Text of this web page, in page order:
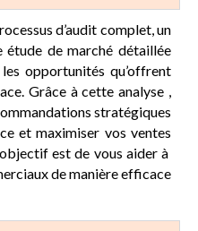
d’audit complet, un
étude de marché détaillée
opportunités qu’offrent
Grâce à cette analyse ,
stratégiques
et maximiser vos ventes
est de vous aider à
de manière efficace